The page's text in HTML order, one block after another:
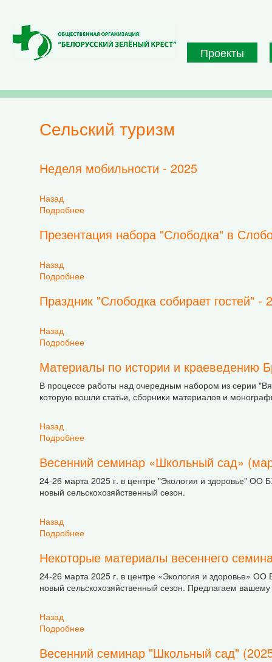
Проекты
сельский туризм
Неделя мобильности - 2025
Назад
Подробнее
Презентация набора "Слободка" в
Назад
Подробнее
Праздник "Слободка собирает гостей" -
Назад
Подробнее
Материалы по истории и краеведению
В процессе работы над очередным набором из серии
которую вошли статьи, сборники материалов и
Назад
Подробнее
Весенний семинар «Школьный сад»
24-26 марта 2025 г. в центре "Экология и здоровье" ОО
новый сельскохозяйственный сезон.
Назад
Подробнее
Некоторые материалы весеннего
24-26 марта 2025 г. в центре «Экология и здоровье» ОО
новый сельскохозяйственный сезон. Предлагаем
Назад
Подробнее
Весенний семинар "Школьный сад"